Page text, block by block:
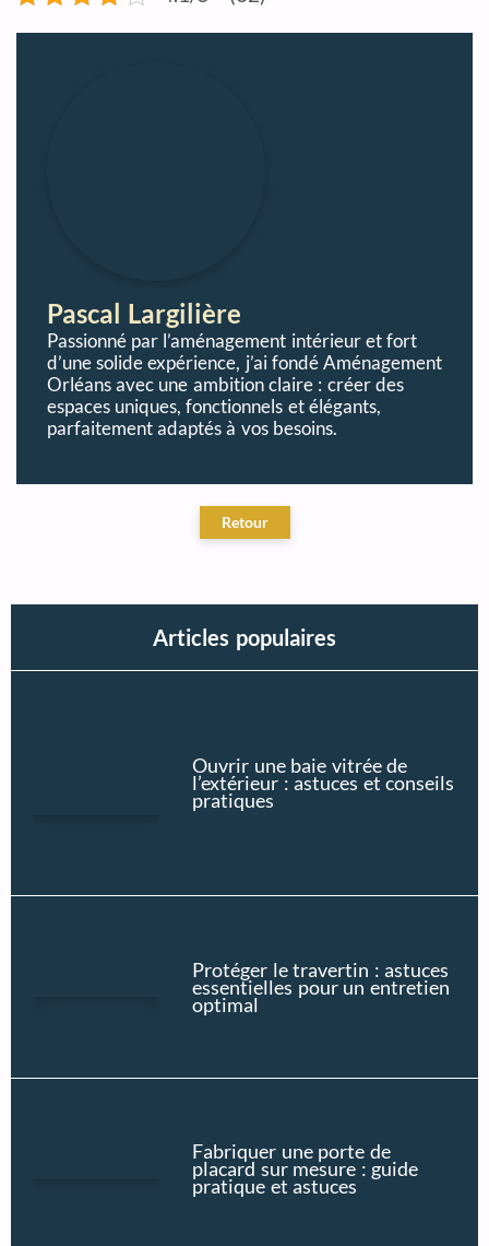
Pascal Largilière
Passionné par l’aménagement intérieur et fort
d’une solide expérience, j’ai fondé Aménagement
Orléans avec une ambition claire : créer des
espaces uniques, fonctionnels et élégants,
parfaitement adaptés à vos besoins.
Articles populaires
Ouvrir une baie vitrée de
l’extérieur : astuces et conseils
pratiques
Protéger le travertin : astuces
essentielles pour un entretien
optimal
Fabriquer une porte de
placard sur mesure : guide
pratique et astuces